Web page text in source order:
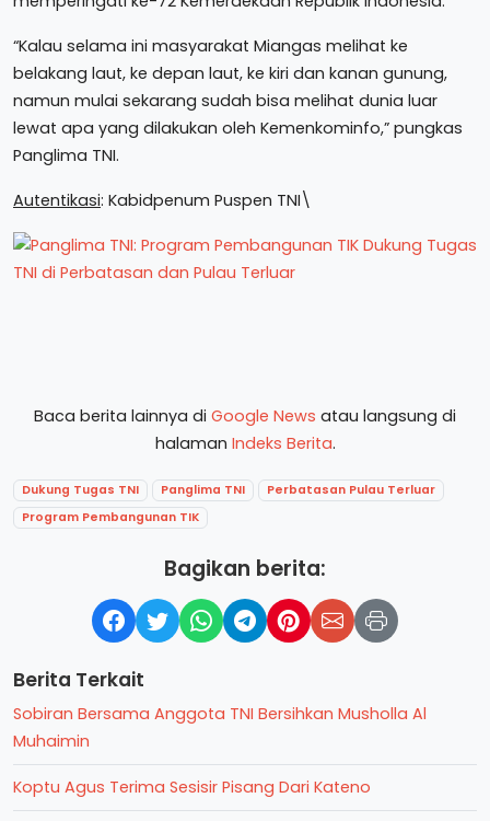
“Kalau selama ini masyarakat Miangas melihat ke
belakang laut, ke depan laut, ke kiri dan kanan gunung,
namun mulai sekarang sudah bisa melihat dunia luar
lewat apa yang dilakukan oleh Kemenkominfo,” pungkas
Panglima TNI.
Autentikasi: Kabidpenum Puspen TNI\
Baca berita lainnya di Google News atau langsung di
halaman Indeks Berita.
Dukung Tugas TNI Panglima TNI
Perbatasan Pulau Terluar
Program Pembangunan TIK
Bagikan berita:
Berita Terkait
Sobiran Bersama Anggota TNI Bersihkan Musholla Al
Muhaimin
Koptu Agus Terima Sesisir Pisang Dari Kateno